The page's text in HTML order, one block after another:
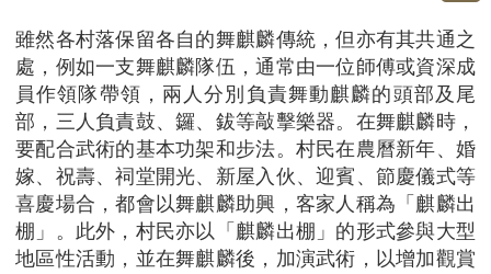
雖然各村落保留各自的舞麒麟傳統，但亦有其共通之
處，例如一支舞麒麟隊伍，通常由一位師傅或資深成
員作領隊帶領，兩人分別負責舞動麒麟的頭部及尾
部，三人負責鼓、鑼、鈸等敲擊樂器。在舞麒麟時，
要配合武術的基本功架和步法。村民在農曆新年、婚
嫁、祝壽、祠堂開光、新屋入伙、迎賓、節慶儀式等
喜慶場合，都會以舞麒麟助興，客家人稱為「麒麟出
棚」。此外，村民亦以「麒麟出棚」的形式參與大型
地區性活動，並在舞麒麟後，加演武術，以增加觀賞